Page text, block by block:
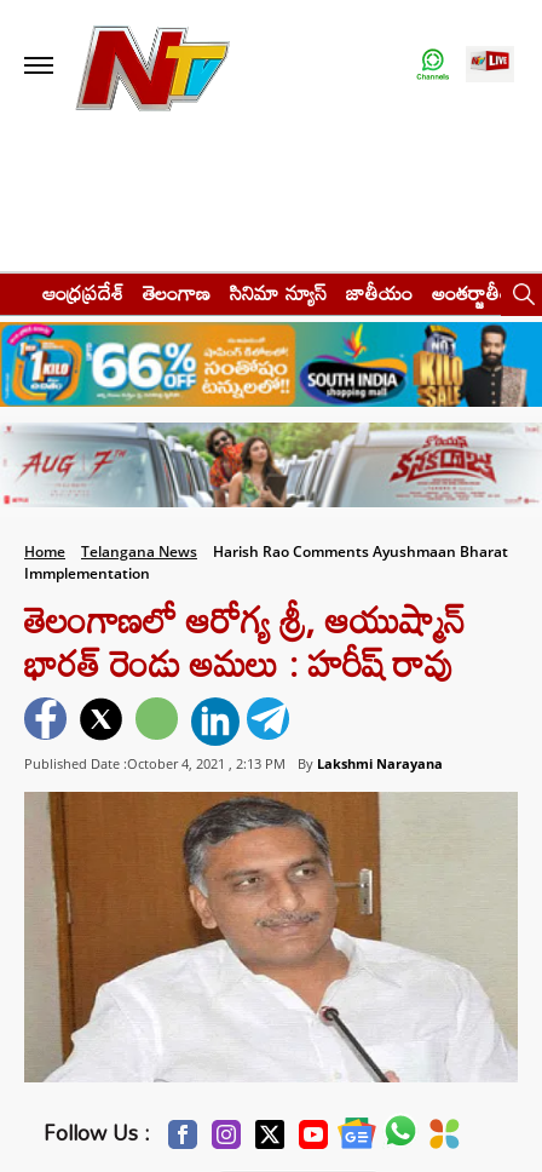
ఆంధ్రప్రదేశ్ తెలంగాణ సినిమా న్యూస్ జాతీయం అంతర్జాతీయం
Home Telangana News
Harish Rao Comments Ayushmaan Bharat
Immplementation
తెలంగాణలో ఆరోగ్య శ్రీ, ఆయుష్మాన్
భారత్ రెండు అమలు : హరీష్ రావు
Published Date :October 4, 2021 , 2:13 PM By Lakshmi Narayana
Follow Us :